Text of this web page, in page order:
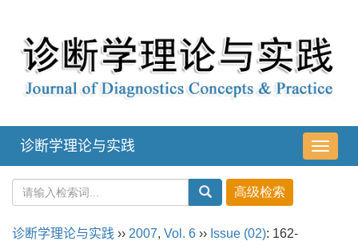
导
航
诊断学理论与实践
诊断学理论与实践 ›› 2007, Vol. 6 ›› Issue (02): 162-